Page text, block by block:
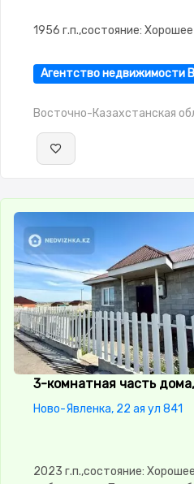
1956 г.п.,состояние: Хорошее
Агентство недвижимости
Восточно-Казахстанская
3-комнатная часть
Ново-Явленка, 22 ая ул 841
2023 г.п.,состояние: